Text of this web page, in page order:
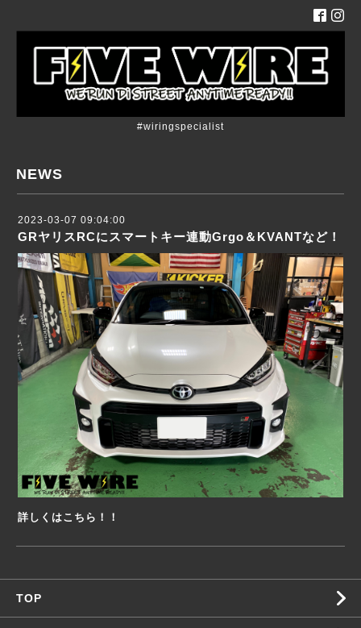
#wiringspecialist
NEWS
2023-03-07 09:04:00
GRヤリスRCにスマートキー連動Grgo＆KVANTなど！
詳しくはこちら！！
TOP